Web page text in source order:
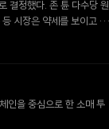
결정했다. 존 튠 다수당 원
시장은 약세를 보이고 있
인을 중심으로 한 소매 투